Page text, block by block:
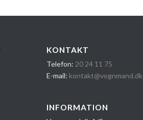
KONTAKT
Telefon: 20 24 1​1 75
E-mail: kontakt@vognmand.dk
INFORMATION